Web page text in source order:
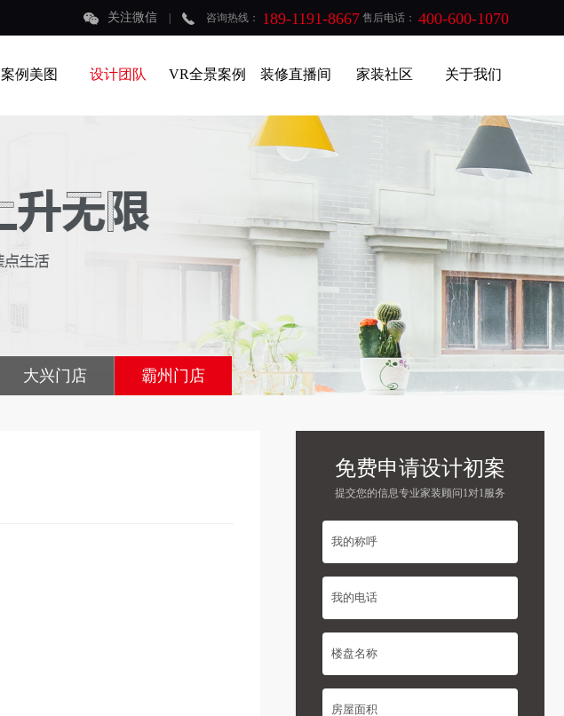
关注微信 咨询热线： 189-1191-8667 售后电话： 400-600-1070
案例美图 设计团队 VR全景案例 装修直播间 家装社区 关于我们
大兴门店 霸州门店
免费申请设计初案
提交您的信息专业家装顾问1对1服务